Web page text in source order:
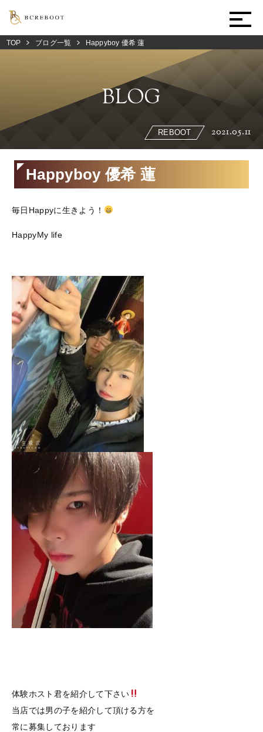
TOP ブログ一覧 Happyboy 優希 蓮
BLOG
REBOOT 2021.05.11
Happyboy 優希 蓮
毎日Happyに生きよう！
HappyMy life
体験ホスト君を紹介して下さい
当店では男の子を紹介して頂ける方を
常に募集しております